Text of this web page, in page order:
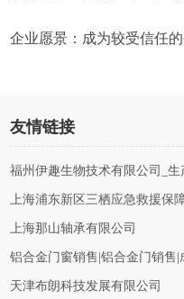
企业愿景：成为较受信任
友情链接
福州伊趣生物技术有限公司_
上海浦东新区三栖应急救援保
上海那山轴承有限公司
铝合金门窗销售|铝合金门销售
天津布朗科技发展有限公司